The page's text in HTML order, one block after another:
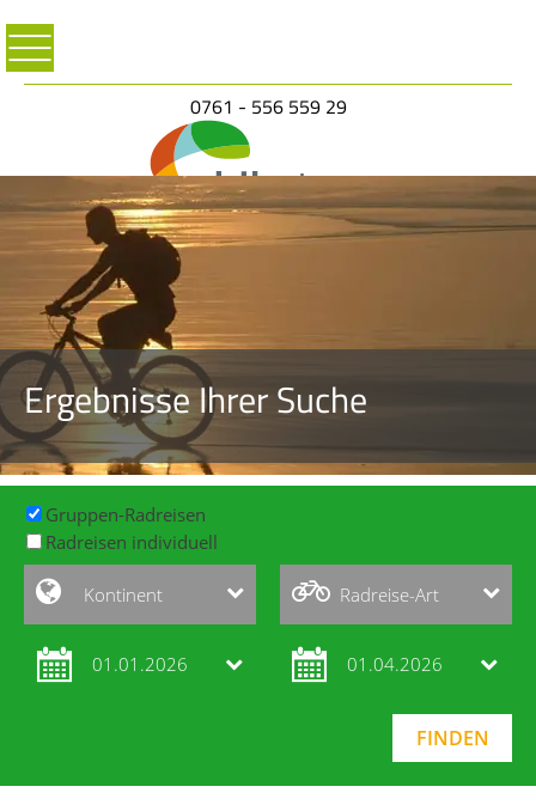
0761 - 556 559 29
Ergebnisse Ihrer Suche
Gruppen-Radreisen
Radreisen individuell
Kontinent Radreise-Art
01.01.2026 01.04.2026